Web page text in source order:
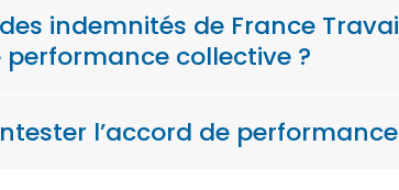
indemnités de France
performance collective ?
l’accord de